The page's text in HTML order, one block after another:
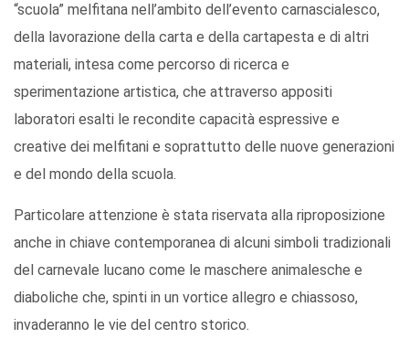
“scuola” melfitana nell’ambito dell’evento carnascialesco,
della lavorazione della carta e della cartapesta e di altri
materiali, intesa come percorso di ricerca e
sperimentazione artistica, che attraverso appositi
laboratori esalti le recondite capacità espressive e
creative dei melfitani e soprattutto delle nuove generazioni
e del mondo della scuola.
Particolare attenzione è stata riservata alla riproposizione
anche in chiave contemporanea di alcuni simboli tradizionali
del carnevale lucano come le maschere animalesche e
diaboliche che, spinti in un vortice allegro e chiassoso,
invaderanno le vie del centro storico.